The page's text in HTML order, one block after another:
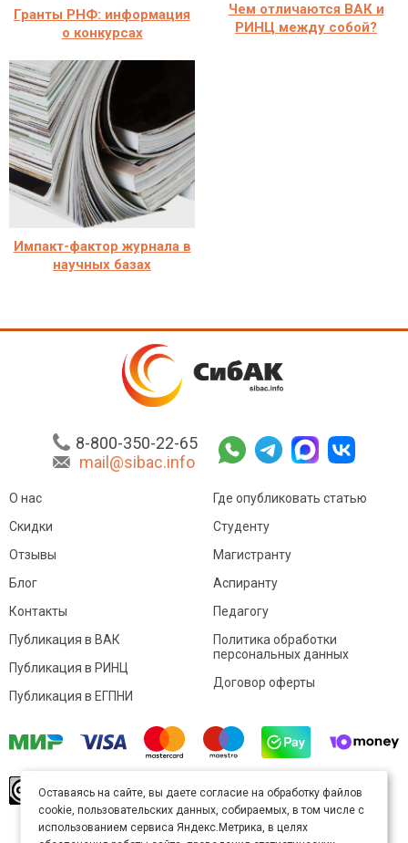
Гранты РНФ: информация
о конкурсах
Чем отличаются ВАК и
РИНЦ между собой?
Импакт-фактор журнала в
научных базах
8-800-350-22-65
mail@sibac.info
О нас
Скидки
Отзывы
Блог
Контакты
Где опубликовать статью
Студенту
Магистранту
Аспиранту
Педагогу
Публикация в ВАК
Публикация в РИНЦ
Публикация в ЕГПНИ
Политика обработки
персональных данных
Договор оферты
произведение доступно полицензии Creative
Commons «Attribution» («Атрибуция») 4.0
Непортированная.
Оставаясь на сайте, вы даете согласие на обработку файлов
cookie, пользовательских данных, собираемых, в том числе с
использованием сервиса Яндекс.Метрика, в целях